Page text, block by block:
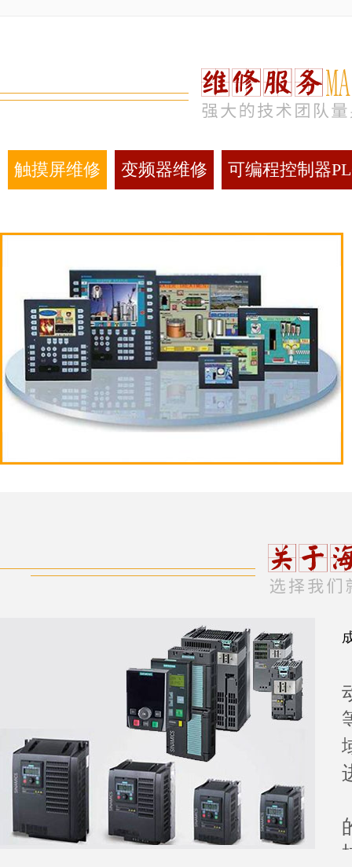
触摸屏维修 变频器维修 可编程控制器